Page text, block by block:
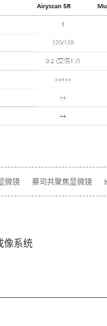
微镜 蔡司共聚焦显微镜
像系统